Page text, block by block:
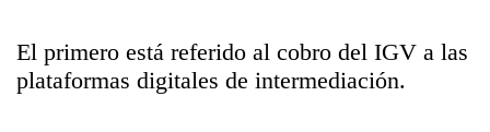
El primero está referido al cobro del IGV a las
plataformas digitales de intermediación.